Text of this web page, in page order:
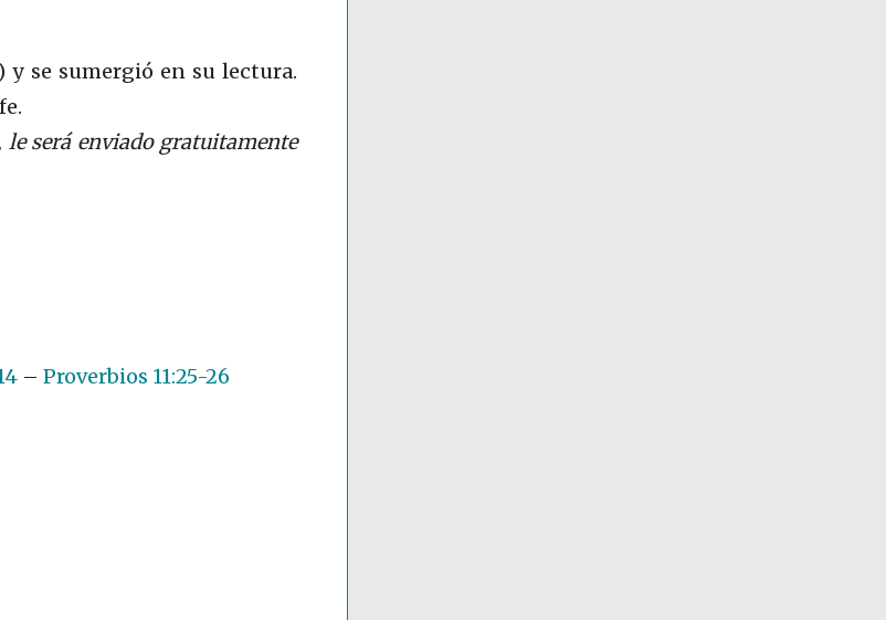
se sumergió en su lectura.
le será enviado gratuitamente
– Proverbios 11:25-26